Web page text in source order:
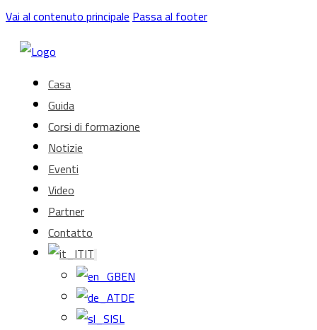
Vai al contenuto principalePassa al footer
Casa
Guida
Corsi di formazione
Notizie
Eventi
Video
Partner
Contatto
IT
EN
DE
SL